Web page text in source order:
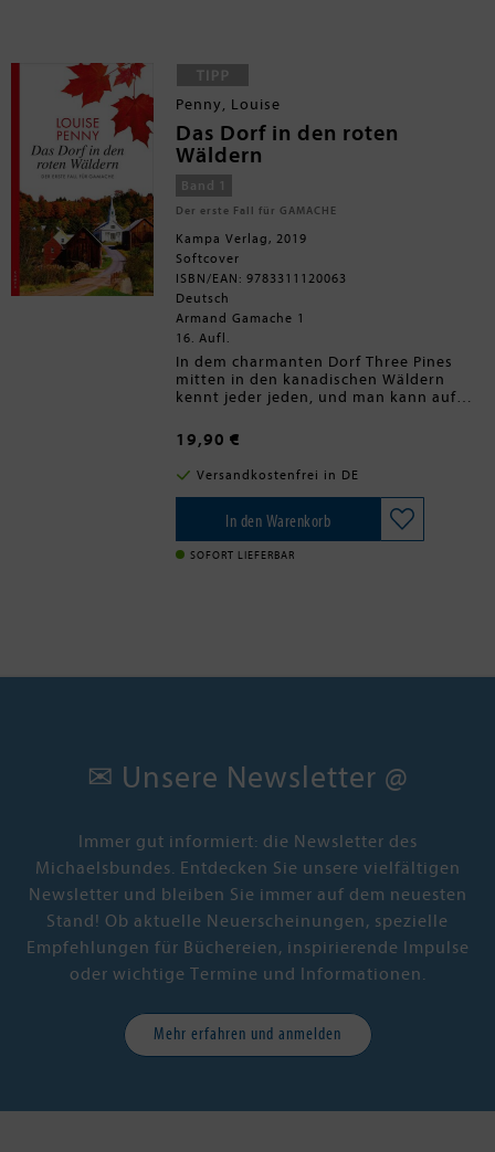
noch etwas zu entdecken. Doch diesmal
ein neuer Fall fordert Gamaches ganze
Aufmerksamkeit. In Three Pines ist ein
Mord passiert, mitten auf dem
zugefrorenen See während des
jährlichen Curling-Wettbewerbs. Und
obwohlalle Dorfbewohner anwesend
waren, will niemand etwas gesehen
haben ...
Penny, Louise
Das Dorf in den roten
Wäldern
Band 1
Der erste Fall für GAMACHE
Kampa Verlag, 2019
Softcover
ISBN/EAN: 9783311120063
Deutsch
Armand Gamache 1
16. Aufl.
In dem charmanten Dorf Three Pines
mitten in den kanadischen Wäldern
kennt jeder jeden, und man kann auf
jäh zerstört, als an einem leuchtend
klaren Herbsttag die Leiche von Jane
Neal gefunden wird - getötet durch
einen Pfeil. Es kann sich nur um einen
Jagdunfall handeln, denn wer hätte
einen Grund gehabt, die pensionierte
Lehrerin umzubringen? Armand
Gamache, Chef der Mordkommission
die die Pension im Dorf führen. Und
19,90 €
Versandkostenfrei in DE
In den Warenkorb
SOFORT LIEFERBAR
✉ Unsere Newsletter @
Immer gut informiert: die Newsletter des
Michaelsbundes. Entdecken Sie unsere vielfältigen
Newsletter und bleiben Sie immer auf dem neuesten
Stand! Ob aktuelle Neuerscheinungen, spezielle
Empfehlungen für Büchereien, inspirierende Impulse
oder wichtige Termine und Informationen.
Mehr erfahren und anmelden